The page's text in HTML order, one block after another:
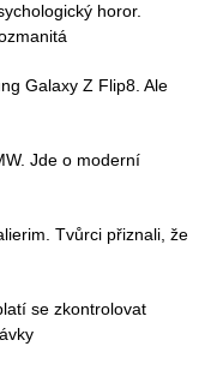
horor.
Galaxy Z Flip8. Ale
Jde o moderní
Tvůrci přiznali, že
se zkontrolovat